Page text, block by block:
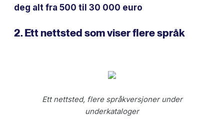
deg alt fra 500 til 30 000 euro
2. Ett nettsted som viser flere språk
Ett nettsted, flere språkversjoner under
underkataloger